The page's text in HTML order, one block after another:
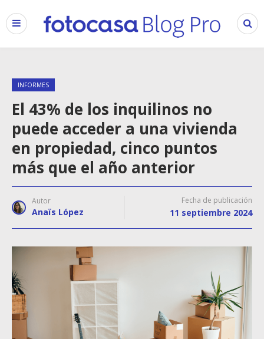
INFORMES
El 43% de los inquilinos no
puede acceder a una vivienda
en propiedad, cinco puntos
más que el año anterior
Autor
Anaïs López
Fecha de publicación
11 septiembre 2024